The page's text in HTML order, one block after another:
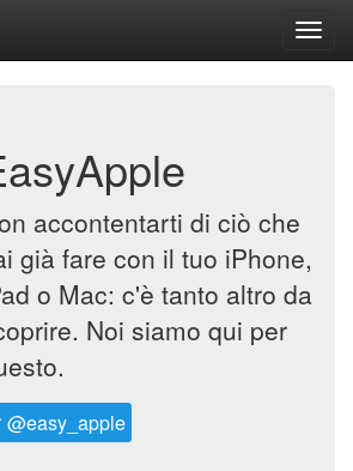
accontentarti di ciò che
già fare con il tuo iPhone,
o Mac: c'è tanto altro da
Noi siamo qui per
@easy_apple